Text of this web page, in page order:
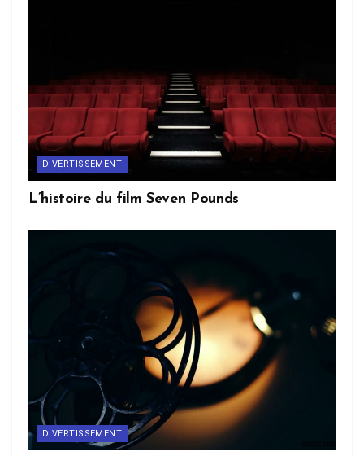
DIVERTISSEMENT
L’histoire du film Seven Pounds
DIVERTISSEMENT